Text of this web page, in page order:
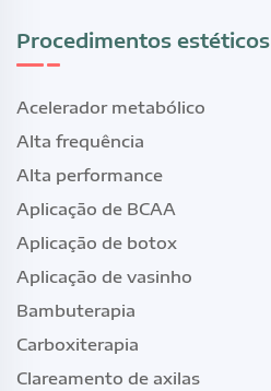
Procedimentos estéticos
Acelerador metabólico
Alta frequência
Alta performance
Aplicação de BCAA
Aplicação de botox
Aplicação de vasinho
Bambuterapia
Carboxiterapia
Clareamento de axilas